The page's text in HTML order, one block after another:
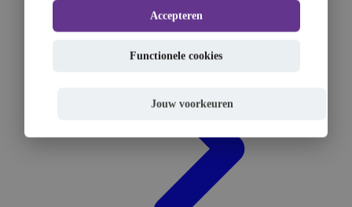
Accepteren
Functionele cookies
Jouw voorkeuren